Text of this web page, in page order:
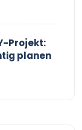
Projekt:
planen